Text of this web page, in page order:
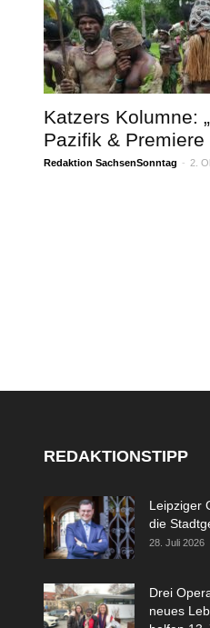
Katzers Kolumne:
Pazifik &
Redaktion SachsenSonntag - 2.
REDAKTIONSTIPP
Leipziger
die
28. Juli 2026
Drei
neues